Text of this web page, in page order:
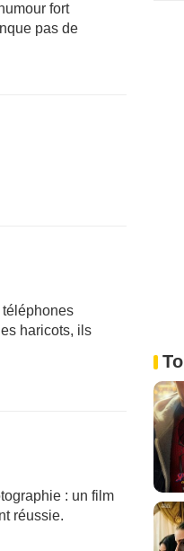
fort
pas de
haricots, ils
: un film
réussie.